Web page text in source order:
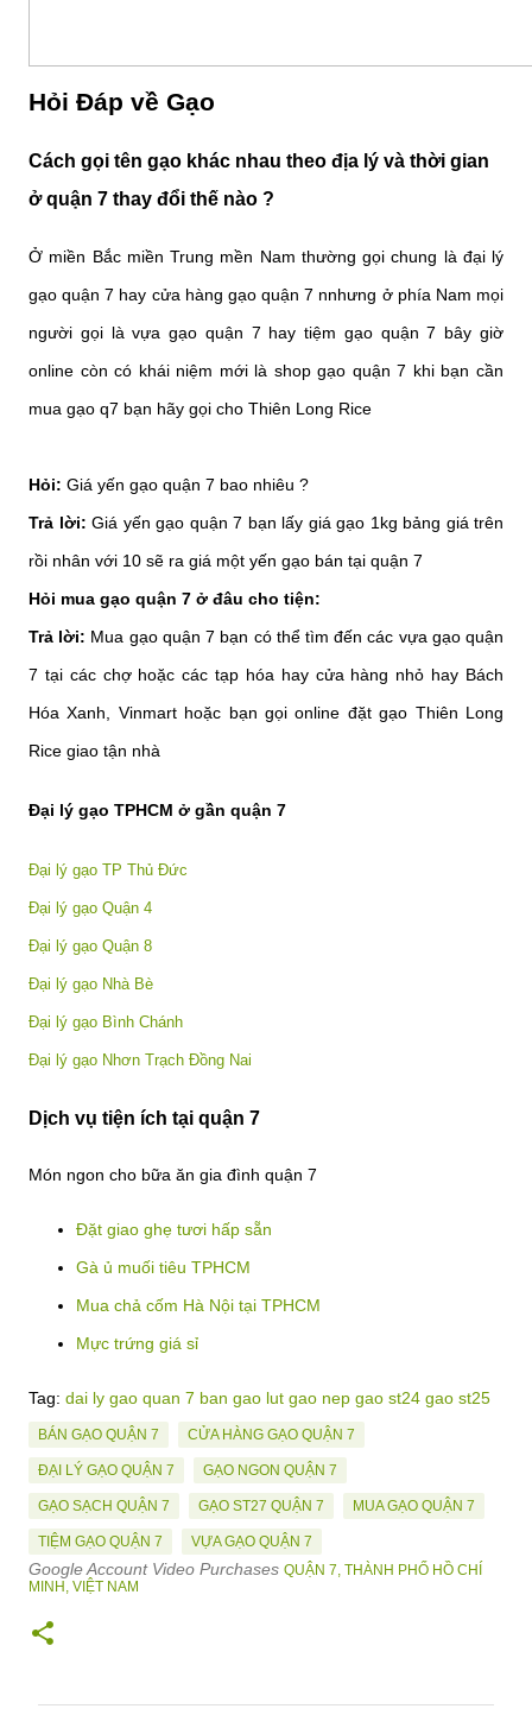
Hỏi Đáp về Gạo
Cách gọi tên gạo khác nhau theo địa lý và thời gian
ở quận 7 thay đổi thế nào ?
Ở miền Bắc miền Trung mền Nam thường gọi chung là đại lý
gạo quận 7 hay cửa hàng gạo quận 7 nnhưng ở phía Nam mọi
người gọi là vựa gạo quận 7 hay tiệm gạo quận 7 bây giờ
online còn có khái niệm mới là shop gạo quận 7 khi bạn cần
mua gạo q7 bạn hãy gọi cho Thiên Long Rice
Hỏi: Giá yến gạo quận 7 bao nhiêu ?
Trả lời: Giá yến gạo quận 7 bạn lấy giá gạo 1kg bảng giá trên
rồi nhân với 10 sẽ ra giá một yến gạo bán tại quận 7
Hỏi mua gạo quận 7 ở đâu cho tiện:
Trả lời: Mua gạo quận 7 bạn có thể tìm đến các vựa gạo quận
7 tại các chợ hoặc các tạp hóa hay cửa hàng nhỏ hay Bách
Hóa Xanh, Vinmart hoặc bạn gọi online đặt gạo Thiên Long
Rice giao tận nhà
Đại lý gạo TPHCM ở gần quận 7
Đại lý gạo TP Thủ Đức
Đại lý gạo Quận 4
Đại lý gạo Quận 8
Đại lý gạo Nhà Bè
Đại lý gạo Bình Chánh
Đại lý gạo Nhơn Trạch Đồng Nai
Dịch vụ tiện ích tại quận 7
Món ngon cho bữa ăn gia đình quận 7
Đặt giao ghẹ tươi hấp sẵn
Gà ủ muối tiêu TPHCM
Mua chả cốm Hà Nội tại TPHCM
Mực trứng giá sỉ
Tag: dai ly gao quan 7 ban gao lut gao nep gao st24 gao st25
BÁN GẠO QUẬN 7 CỬA HÀNG GẠO QUẬN 7
ĐẠI LÝ GẠO QUẬN 7 GẠO NGON QUẬN 7
GẠO SẠCH QUẬN 7 GẠO ST27 QUẬN 7 MUA GẠO QUẬN 7
TIỆM GẠO QUẬN 7 VỰA GẠO QUẬN 7
Google Account Video Purchases QUẬN 7, THÀNH PHỐ HỒ CHÍ
MINH, VIỆT NAM